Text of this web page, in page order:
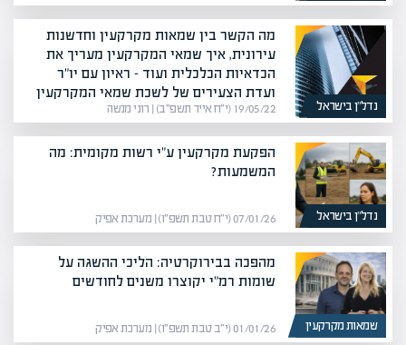
נדל”ן בישראל
מה הקשר בין שמאות מקרקעין וחדשנות
עירונית, איך שמאי המקרקעין מעריך את
הכדאיות הכלכלית ועוד – ראיון עם יו"ר
ועדת הצעירים של לשכת שמאי המקרקעין
19/05/22 (י״ח אייר תשפ״ב) | רוני מנשה
נדל”ן בישראל
הפקעת מקרקעין ע"י רשות מקומית: מה
המשמעות?
07/01/26 (י״ח טבת תשפ״ו) | מערכת אפיק
שמאות מקרקעין
מהפכה בבירוקרטיה: הליכי ההשגה על
שומות רמ"י יקוצרו משנים לחודשים
01/01/26 (י״ב טבת תשפ״ו) | מערכת אפיק